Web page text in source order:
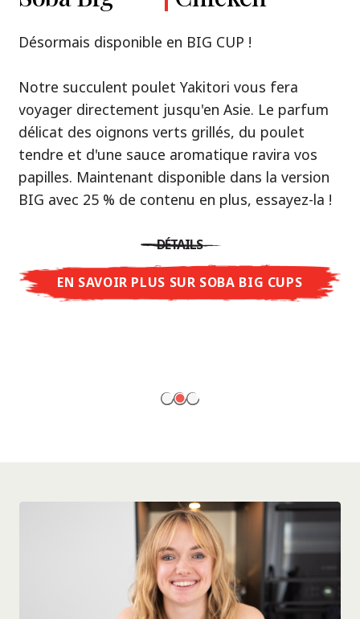
Trois univers de saveurs, un seul objectif : le
vrai ramen de niveau restaurant – sans le
restaurant.
Avec Nissin Ramen Premium, découvrez le
plaisir du ramen japonais comme jamais
Yuzu, épicé et relevé avec Spicy Miso, ou
crémeux et gourmand avec Tonkotsu. Le goût
authentique du restaurant – à savourer chez
Désormais disponible en BIG CUP !
Notre succulent poulet Yakitori vous fera
voyager directement jusqu'en Asie. Le parfum
délicat des oignons verts grillés, du poulet
tendre et d'une sauce aromatique ravira vos
papilles. Maintenant disponible dans la version
BIG avec 25 % de contenu en plus, essayez-la !
DÉTAILS
EN SAVOIR PLUS SUR SOBA BIG CUPS
Notre recommandation: découvrez le goût de
Ramen !
Une soupe ramen qui, comme la cuisine
thaïlandaise elle-même, est synonyme
d'équilibre parfait et d'harmonie gustative.
La saveur de poulet caramélisé combinée aux
expérience gustative asiatique authentique.
DÉTAILS